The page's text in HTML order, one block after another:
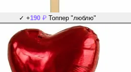
✓ +190 ₽ Топпер "люблю"